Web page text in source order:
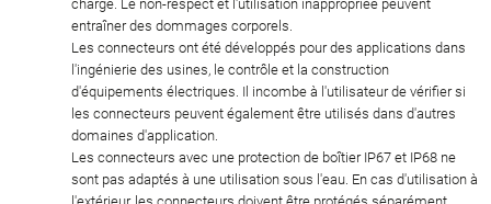
charge. Le non-respect et l'utilisation inappropriée peuvent
entraîner des dommages corporels.
Les connecteurs ont été développés pour des applications dans
l'ingénierie des usines, le contrôle et la construction
d'équipements électriques. Il incombe à l'utilisateur de vérifier si
les connecteurs peuvent également être utilisés dans d'autres
domaines d'application.
Les connecteurs avec une protection de boîtier IP67 et IP68 ne
sont pas adaptés à une utilisation sous l'eau. En cas d'utilisation à